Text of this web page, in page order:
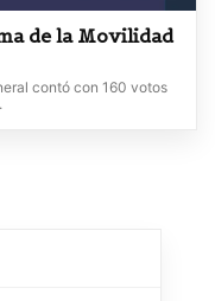
de la Movilidad
contó con 160 votos